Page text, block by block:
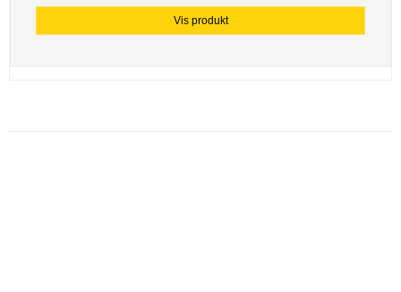
Vis produkt